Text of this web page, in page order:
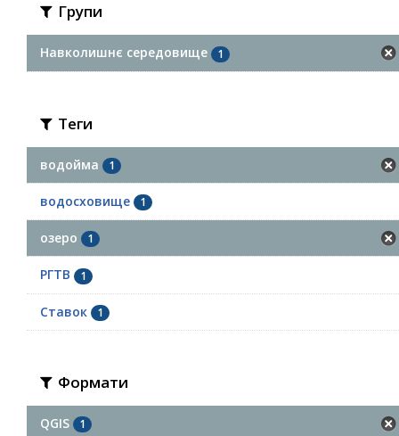
Групи
Навколишнє середовище 1
Теги
водойма 1
водосховище 1
озеро 1
РГТВ 1
Ставок 1
Формати
QGIS 1